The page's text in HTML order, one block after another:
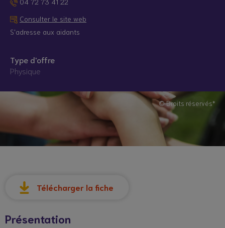
Consulter le site web
S'adresse aux aidants
Type d'offre
Physique
© Droits réservés*
Télécharger la fiche
Présentation